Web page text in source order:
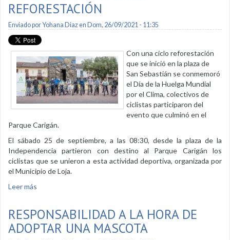
REFORESTACIÓN
Enviado porYohana Diazen Dom, 26/09/2021 - 11:35
Con una ciclo reforestación
que se inició en la plaza de
San Sebastián se conmemoró
el Día de la Huelga Mundial
por el Clima, colectivos de
ciclistas participaron del
evento que culminó en el
Parque Carigán.
El sábado 25 de septiembre, a las 08:30, desde la plaza de la
Independencia partieron con destino al Parque Carigán los
ciclistas que se unieron a esta actividad deportiva, organizada por
el Municipio de Loja.
Leer más
RESPONSABILIDAD A LA HORA DE
ADOPTAR UNA MASCOTA